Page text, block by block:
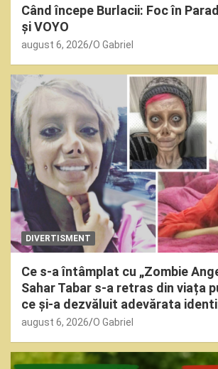
Când începe Burlacii: Foc în
și VOYO
august 6, 2026 O Gabriel
DIVERTISMENT
Ce s-a întâmplat cu „Zombie
Sahar Tabar s-a retras din viața
ce și-a dezvăluit adevărata
august 6, 2026 O Gabriel